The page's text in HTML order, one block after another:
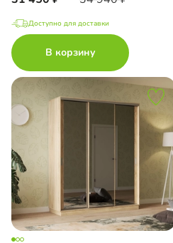
Доступно для доставки
В корзину